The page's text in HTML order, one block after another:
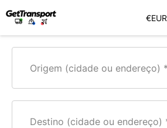
€EUR
Origem (cidade ou endereço)
Destino (cidade ou endereço)